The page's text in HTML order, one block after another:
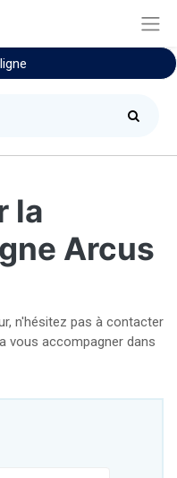
la
Arcus
n'hésitez pas à contacter
vous accompagner dans